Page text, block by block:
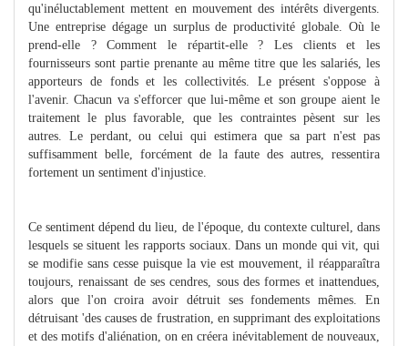
qu'inéluctablement mettent en mouvement des intérêts divergents.
Une entreprise dégage un surplus de productivité globale. Où le
prend-elle ? Comment le répartit-elle ? Les clients et les
fournisseurs sont partie prenante au même titre que les salariés, les
apporteurs de fonds et les collectivités. Le présent s'oppose à
l'avenir. Chacun va s'efforcer que lui-même et son groupe aient le
traitement le plus favorable, que les contraintes pèsent sur les
autres. Le perdant, ou celui qui estimera que sa part n'est pas
suffisamment belle, forcément de la faute des autres, ressentira
fortement un sentiment d'injustice.
Ce sentiment dépend du lieu, de l'époque, du contexte culturel, dans
lesquels se situent les rapports sociaux. Dans un monde qui vit, qui
se modifie sans cesse puisque la vie est mouvement, il réapparaîtra
toujours, renaissant de ses cendres, sous des formes et inattendues,
alors que l'on croira avoir détruit ses fondements mêmes. En
détruisant 'des causes de frustration, en supprimant des exploitations
et des motifs d'aliénation, on en créera inévitablement de nouveaux,